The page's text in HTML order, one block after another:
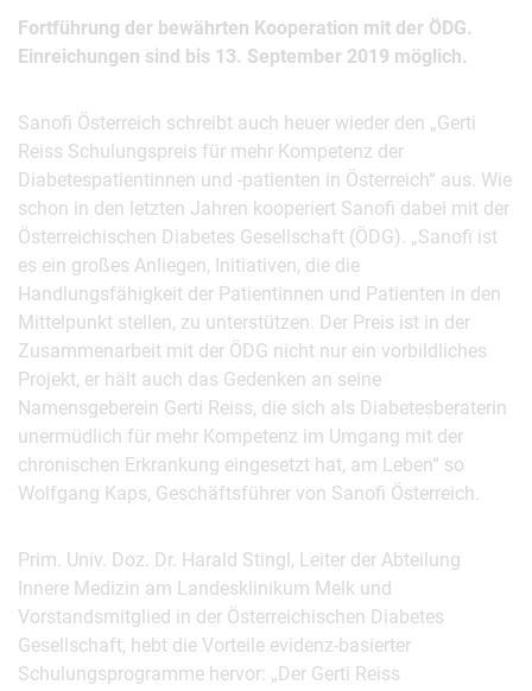
Fortführung der bewährten Kooperation mit der ÖDG.
Einreichungen sind bis 13. September 2019 möglich.
Sanofi Österreich schreibt auch heuer wieder den „Gerti
Reiss Schulungspreis für mehr Kompetenz der
Diabetespatientinnen und -patienten in Österreich“ aus. Wie
schon in den letzten Jahren kooperiert Sanofi dabei mit der
Österreichischen Diabetes Gesellschaft (ÖDG). „Sanofi ist
es ein großes Anliegen, Initiativen, die die
Handlungsfähigkeit der Patientinnen und Patienten in den
Mittelpunkt stellen, zu unterstützen. Der Preis ist in der
Zusammenarbeit mit der ÖDG nicht nur ein vorbildliches
Projekt, er hält auch das Gedenken an seine
Namensgeberein Gerti Reiss, die sich als Diabetesberaterin
unermüdlich für mehr Kompetenz im Umgang mit der
chronischen Erkrankung eingesetzt hat, am Leben“ so
Wolfgang Kaps, Geschäftsführer von Sanofi Österreich.
Prim. Univ. Doz. Dr. Harald Stingl, Leiter der Abteilung
Innere Medizin am Landesklinikum Melk und
Vorstandsmitglied in der Österreichischen Diabetes
Gesellschaft, hebt die Vorteile evidenz-basierter
Schulungsprogramme hervor: „Der Gerti Reiss